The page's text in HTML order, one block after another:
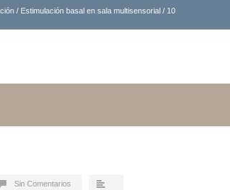
/ Estimulación basal en sala multisensorial / 10
Sin Comentarios